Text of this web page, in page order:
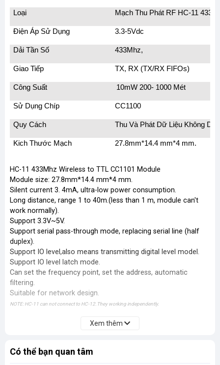
Loại Mạch Thu Phát RF HC-11
Điện Áp Sử Dụng 3.3-5Vdc
Dải Tần Số 433Mhz,
Giao Tiếp TX, RX (TX/RX FIFOs)
Công Suất 10mW 200- 1000 Mét
Sử Dụng Chíp CC1100
Quy Cách Thu Và Phát Dữ Liệu Không
Kich Thước Mạch 27.8mm*14.4 mm*4 mm.
HC-11 433Mhz Wireless to TTL CC1101 Module
Module size: 27.8mm*14.4 mm*4 mm.
Silent current 3. 4mA, ultra-low power consumption.
Long distance, range 1 to 40m.(less than 1 m, module can't
work normally).
Support 3.3V~5V.
Support serial pass-through mode, replacing serial line (half
duplex).
Support IO level,also means transmitting digital level model.
Support IO level latch mode.
Can set the frequency point, set the address, automatic
filtering.
Suitable for network design.
NOTE: HC-11 can not connect to HC-12.They working independently.
Xem thêm
Có thể bạn quan tâm